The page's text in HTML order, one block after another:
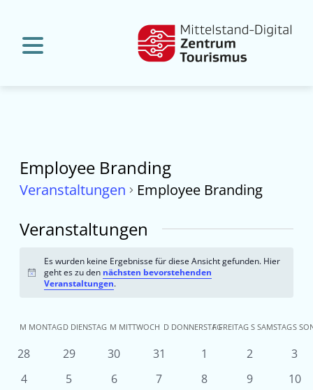
Employee Branding
Veranstaltungen Employee Branding
Veranstaltungen
Hinweis
Es wurden keine Ergebnisse für diese Ansicht gefunden. Hier
geht es zu den nächsten bevorstehenden
Veranstaltungen.
Kalender
von
Veranstaltungen
M MONTAGD DIENSTAG M MITTWOCH D DONNERSTAG
FFREITAG SSAMSTAGS
0
28
0
29
0
30
0
31
0
1
0
2
0
3
0
4
0
5
0
6
0
7
0
8
0
9
0
10